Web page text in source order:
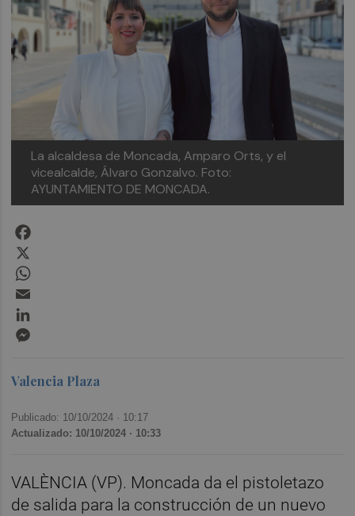
La alcaldesa de Moncada, Amparo Orts, y el
vicealcalde, Álvaro Gonzalvo. Foto:
AYUNTAMIENTO DE MONCADA.
Valencia Plaza
Publicado: 10/10/2024 · 10:17
Actualizado: 10/10/2024 · 10:33
VALÈNCIA (VP). Moncada da el pistoletazo
de salida para la construcción de un nuevo